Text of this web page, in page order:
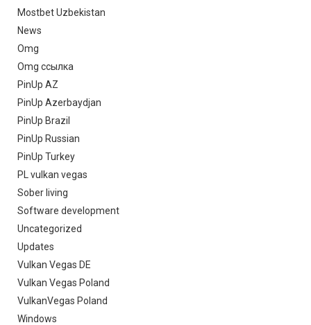
Mostbet Uzbekistan
News
Omg
Omg ссылка
PinUp AZ
PinUp Azerbaydjan
PinUp Brazil
PinUp Russian
PinUp Turkey
PL vulkan vegas
Sober living
Software development
Uncategorized
Updates
Vulkan Vegas DE
Vulkan Vegas Poland
VulkanVegas Poland
Windows